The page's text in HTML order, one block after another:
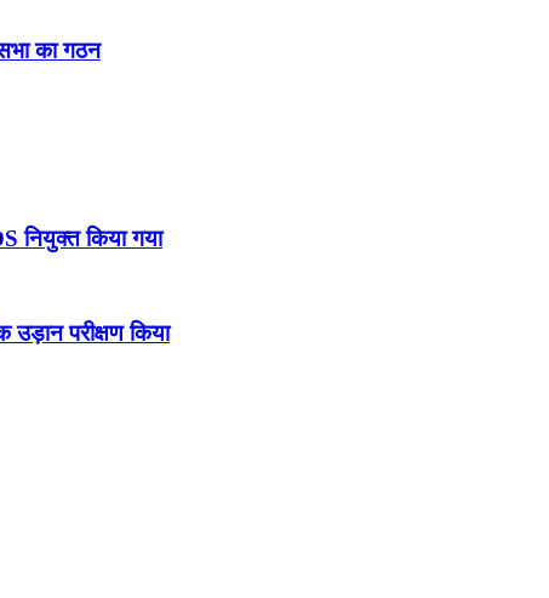
का गठन
नियुक्त किया गया
परीक्षण किया